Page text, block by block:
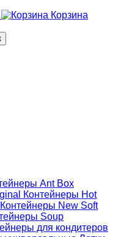
Корзина
Ant Box
Контейнеры Hot
Контейнеры New Soft
Soup
для кондитеров